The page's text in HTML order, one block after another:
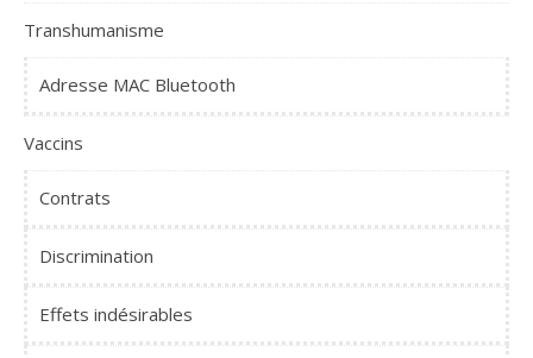
Transhumanisme
Adresse MAC Bluetooth
Vaccins
Contrats
Discrimination
Effets indésirables